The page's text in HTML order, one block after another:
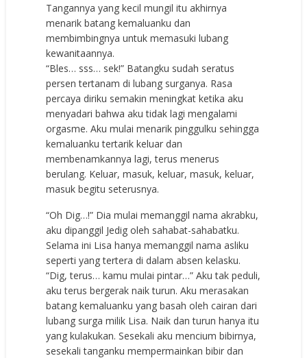
Tangannya yang kecil mungil itu akhirnya
menarik batang kemaluanku dan
membimbingnya untuk memasuki lubang
kewanitaannya.
“Bles… sss… sek!” Batangku sudah seratus
persen tertanam di lubang surganya. Rasa
percaya diriku semakin meningkat ketika aku
menyadari bahwa aku tidak lagi mengalami
orgasme. Aku mulai menarik pinggulku sehingga
kemaluanku tertarik keluar dan
membenamkannya lagi, terus menerus
berulang. Keluar, masuk, keluar, masuk, keluar,
masuk begitu seterusnya.
“Oh Dig…!” Dia mulai memanggil nama akrabku,
aku dipanggil Jedig oleh sahabat-sahabatku.
Selama ini Lisa hanya memanggil nama asliku
seperti yang tertera di dalam absen kelasku.
“Dig, terus… kamu mulai pintar…” Aku tak peduli,
aku terus bergerak naik turun. Aku merasakan
batang kemaluanku yang basah oleh cairan dari
lubang surga milik Lisa. Naik dan turun hanya itu
yang kulakukan. Sesekali aku mencium bibirnya,
sesekali tanganku mempermainkan bibir dan